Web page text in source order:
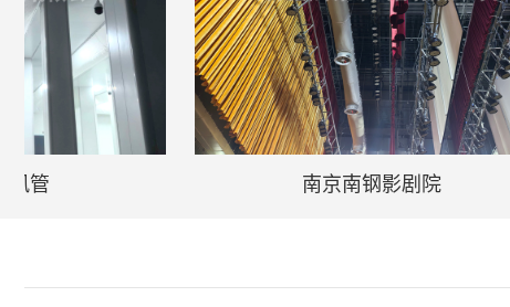
南京南钢影剧院